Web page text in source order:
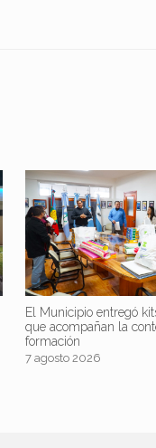
El Municipio entregó
que acompañan la
formación
7 agosto 2026